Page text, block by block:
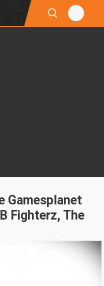
Gamesplanet
Fighterz, The